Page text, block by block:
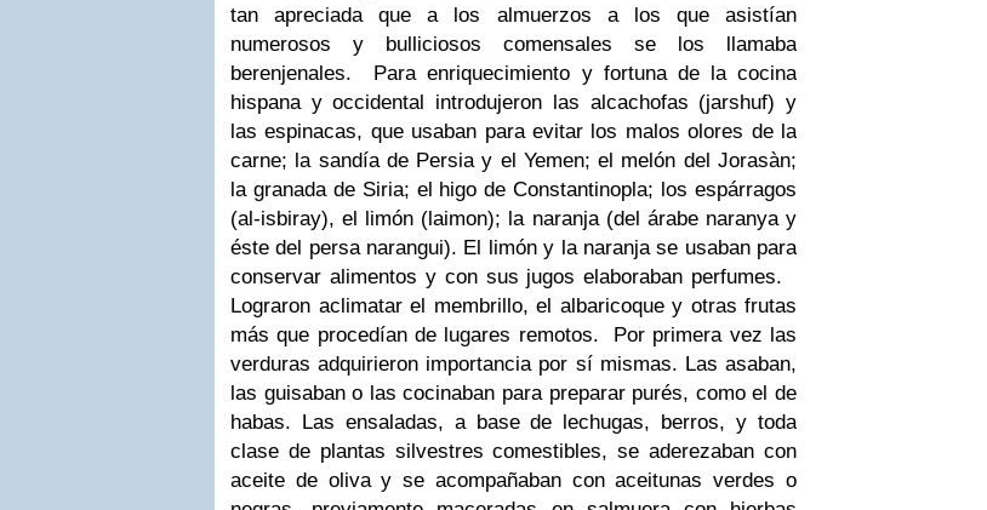
tan apreciada que a los almuerzos a los que asistían
numerosos y bulliciosos comensales se los llamaba
berenjenales.
Para enriquecimiento y fortuna de la cocina
hispana y occidental introdujeron las alcachofas (jarshuf) y
las espinacas, que usaban para evitar los malos olores de la
carne; la sandía de Persia y el Yemen; el melón del Jorasàn;
la granada de Siria; el higo de Constantinopla; los espárragos
(al-isbiray), el limón (laimon); la naranja (del árabe naranya y
éste del persa narangui). El limón y la naranja se usaban para
conservar alimentos y con sus jugos elaboraban perfumes.
Lograron aclimatar el membrillo, el albaricoque y otras frutas
más que procedían de lugares remotos.
Por primera vez las
verduras adquirieron importancia por sí mismas. Las asaban,
las guisaban o las cocinaban para preparar purés, como el de
habas. Las ensaladas, a base de lechugas, berros, y toda
clase de plantas silvestres comestibles, se aderezaban con
aceite de oliva y se acompañaban con aceitunas verdes o